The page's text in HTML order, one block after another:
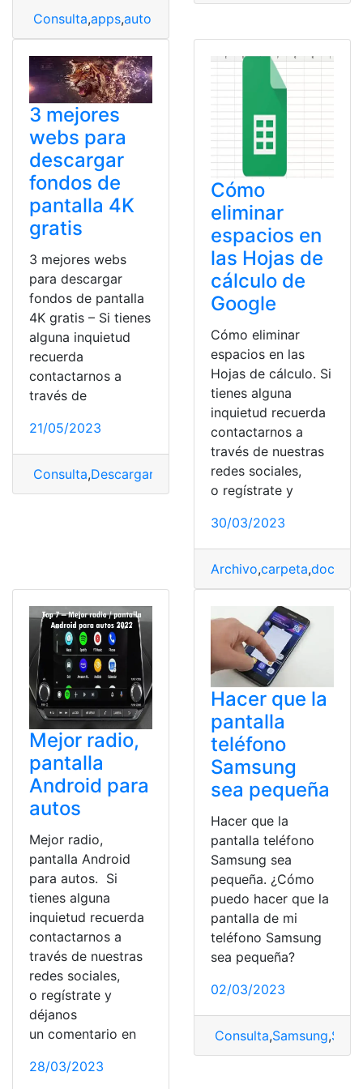
Consulta,apps,auto
3 mejores
webs para
descargar
fondos de
pantalla 4K
gratis
3 mejores webs
para descargar
fondos de pantalla
4K gratis – Si tienes
alguna inquietud
recuerda
contactarnos a
través de
21/05/2023
Consulta,Descargar Mejores,Pantalla
Cómo
eliminar
espacios en
las Hojas de
cálculo de
Google
Cómo eliminar
espacios en las
Hojas de cálculo. Si
tienes alguna
inquietud recuerda
contactarnos a
través de nuestras
redes sociales,
o regístrate y
30/03/2023
Archivo,carpeta,
Mejor radio,
pantalla
Android para
autos
Mejor radio,
pantalla Android
para autos. Si
tienes alguna
inquietud recuerda
contactarnos a
través de nuestras
redes sociales,
o regístrate y
déjanos
un comentario en
28/03/2023
Hacer que la
pantalla
teléfono
Samsung
sea pequeña
Hacer que la
pantalla teléfono
Samsung sea
pequeña. ¿Cómo
puedo hacer que la
pantalla de mi
teléfono Samsung
sea pequeña?
02/03/2023
Consulta,Samsung,